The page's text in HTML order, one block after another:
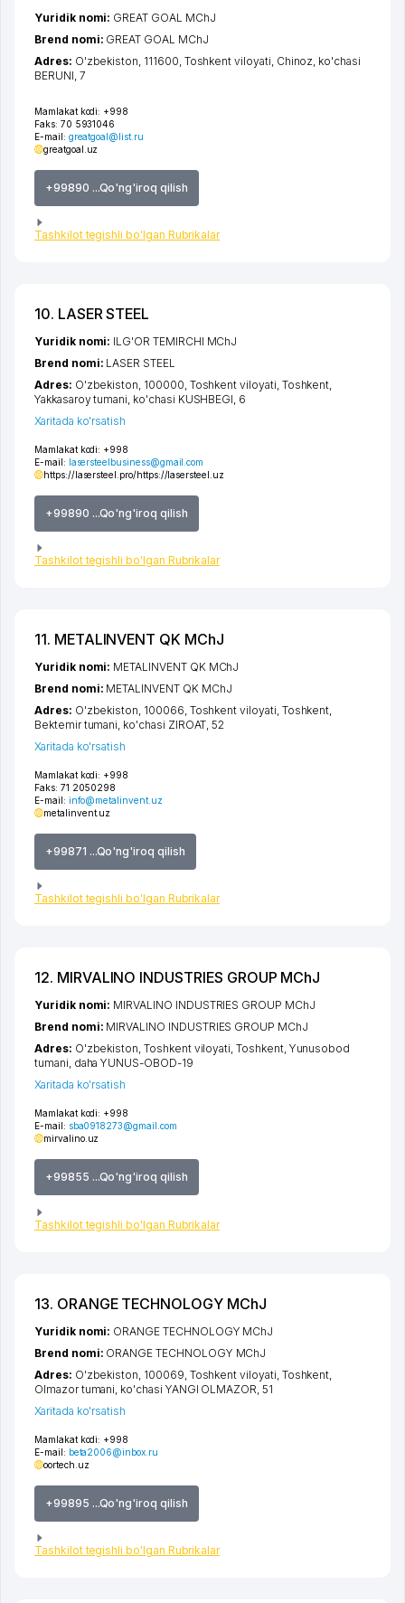
Mamlakat kodi: +998
Faks: 70 5931046
E-mail: greatgoal@list.ru
greatgoal.uz
+99890 ...Qo'ng'iroq qilish
Tashkilot tegishli bo'lgan Rubrikalar
Yuridik nomi: GREAT GOAL MChJ
Brend nomi: GREAT GOAL MChJ
Adres: O'zbekiston, 111600, Toshkent viloyati Chinoz ko'chasi
BERUNI , 7
10. LASER STEEL
Mamlakat kodi: +998
E-mail: lasersteelbusiness@gmail.com
https://lasersteel.pro/https://lasersteel.uz
+99890 ...Qo'ng'iroq qilish
Tashkilot tegishli bo'lgan Rubrikalar
Yuridik nomi: ILG'OR TEMIRCHI MChJ
Brend nomi: LASER STEEL
Adres: O'zbekiston, 100000, Toshkent viloyati Toshkent
Yakkasaroy tumani ko'chasi KUSHBEGI , 6
Xaritada ko'rsatish
11. METALINVENT QK MChJ
Mamlakat kodi: +998
Faks: 71 2050298
E-mail: info@metalinvent.uz
metalinvent.uz
+99871 ...Qo'ng'iroq qilish
Tashkilot tegishli bo'lgan Rubrikalar
Yuridik nomi: METALINVENT QK MChJ
Brend nomi: METALINVENT QK MChJ
Adres: O'zbekiston, 100066, Toshkent viloyati, Toshkent,
Bektemir tumani, ko'chasi ZIROAT, 52
Xaritada ko'rsatish
12. MIRVALINO INDUSTRIES GROUP MChJ
Mamlakat kodi: +998
E-mail: sba0918273@gmail.com
mirvalino.uz
+99855 ...Qo'ng'iroq qilish
Tashkilot tegishli bo'lgan Rubrikalar
Yuridik nomi: MIRVALINO INDUSTRIES GROUP MChJ
Brend nomi: MIRVALINO INDUSTRIES GROUP MChJ
Adres: O'zbekiston,Toshkent viloyati,Toshkent, Yunusobod
tumani, daha YUNUS-OBOD-19
Xaritada ko'rsatish
13. ORANGE TECHNOLOGY MChJ
Mamlakat kodi: +998
E-mail: beta2006@inbox.ru
oortech.uz
+99895 ...Qo'ng'iroq qilish
Tashkilot tegishli bo'lgan Rubrikalar
Yuridik nomi: ORANGE TECHNOLOGY MChJ
Brend nomi: ORANGE TECHNOLOGY MChJ
Adres: O'zbekiston, 100069, Toshkent viloyati Toshkent
Olmazor tumani ko'chasi YANGI OLMAZOR , 51
Xaritada ko'rsatish